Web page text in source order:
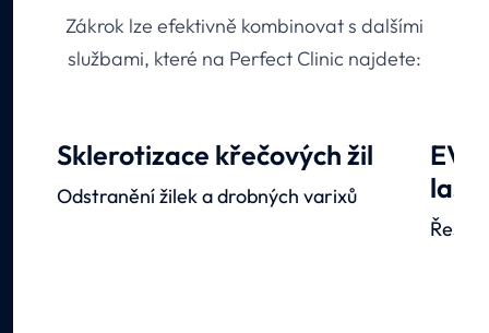
Zákrok lze efektivně kombinovat s dalšími
službami, které na Perfect Clinic najdete:
Sklerotizace křečových žil
Odstranění žilek a drobných varixů